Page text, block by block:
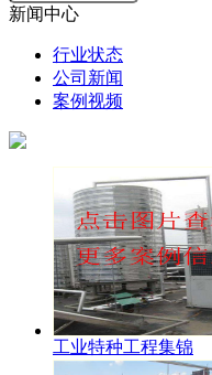
新闻中心
行业状态
公司新闻
案例视频
工业特种工程集锦